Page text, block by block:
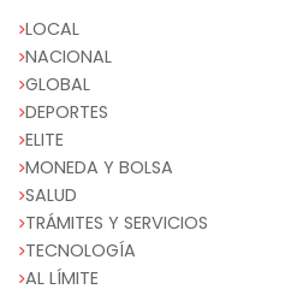
LOCAL
NACIONAL
GLOBAL
DEPORTES
ELITE
MONEDA Y BOLSA
SALUD
TRÁMITES Y SERVICIOS
TECNOLOGÍA
AL LÍMITE